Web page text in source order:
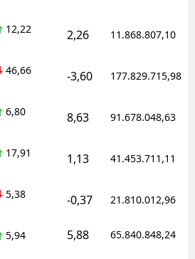
12,22 2,26 11.868.807,10
46,66 -3,60 177.829.715,98
6,80 8,63 91.678.048,63
17,91 1,13 41.453.711,11
5,38 -0,37 21.810.012,96
5,94 5,88 65.840.848,24